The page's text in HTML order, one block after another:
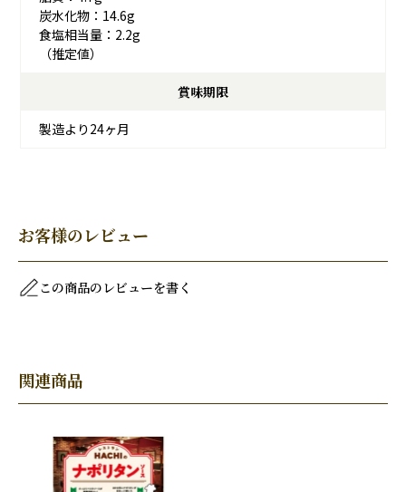
炭水化物：14.6g
食塩相当量：2.2g
（推定値）
賞味期限
製造より24ヶ月
お客様のレビュー
この商品のレビューを書く
関連商品